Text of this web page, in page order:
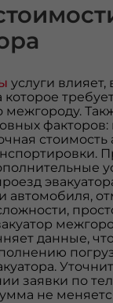
услуги
которое
межгороду.
стоимость
автомобиля,
данные,
заявки по
не